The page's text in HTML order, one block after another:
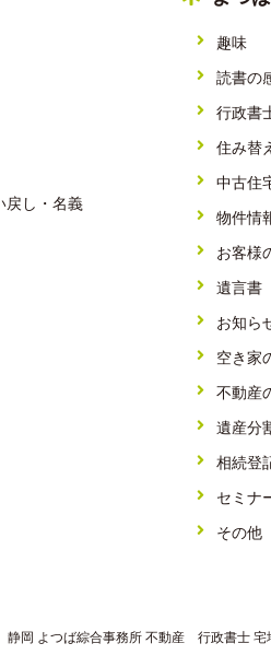
戻し・名義
趣味
読書の
行政書
住み替
中古住
物件情
お客様
遺言書
お知ら
空き家
不動産
遺産分
相続登
セミナ
その他
静岡 よつば綜合事務所 不動産 行政書士 宅